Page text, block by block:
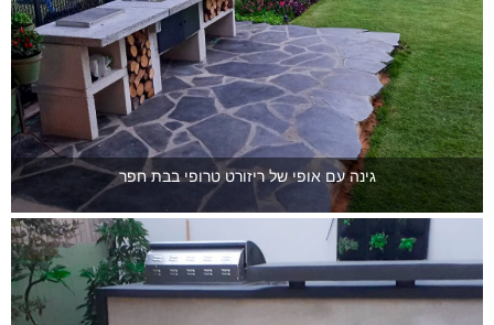
גינה עם אופי של ריזורט טרופי בבת חפר